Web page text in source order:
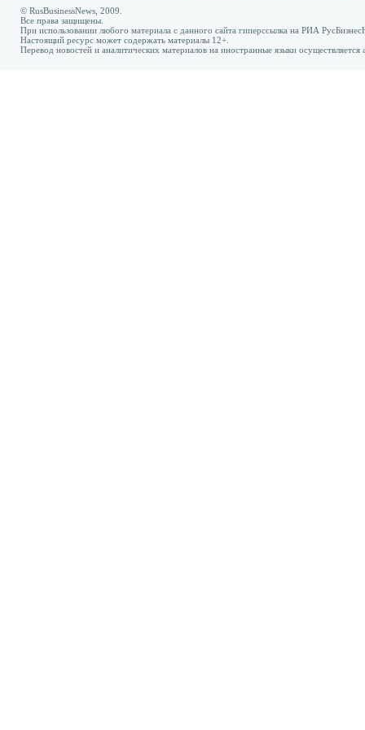
© RusBusinessNews, 2009.
Все права защищены.
При использовании любого материала с данного сайта гиперссылка на РИА
Настоящий ресурс может содержать материалы 12+.
Перевод новостей и аналитических материалов на иностранные языки осуществляется